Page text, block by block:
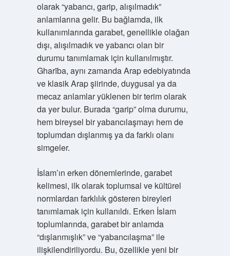
olarak “yabancı, garip, alışılmadık”
anlamlarına gelir. Bu bağlamda, ilk
kullanımlarında garabet, genellikle olağan
dışı, alışılmadık ve yabancı olan bir
durumu tanımlamak için kullanılmıştır.
Gharība, aynı zamanda Arap edebiyatında
ve klasik Arap şiirinde, duygusal ya da
mecaz anlamlar yüklenen bir terim olarak
da yer bulur. Burada “garip” olma durumu,
hem bireysel bir yabancılaşmayı hem de
toplumdan dışlanmış ya da farklı olanı
simgeler.
İslam’ın erken dönemlerinde, garabet
kelimesi, ilk olarak toplumsal ve kültürel
normlardan farklılık gösteren bireyleri
tanımlamak için kullanıldı. Erken İslam
toplumlarında, garabet bir anlamda
“dışlanmışlık” ve “yabancılaşma” ile
ilişkilendiriliyordu. Bu, özellikle yeni bir